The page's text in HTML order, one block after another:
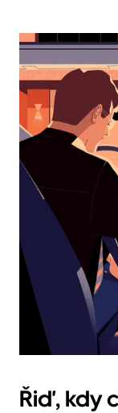
kalendář
vybrat
datum.
Stisknutím
klávesy
Esc
zavřeš
kalendář.
Řiď, kdy